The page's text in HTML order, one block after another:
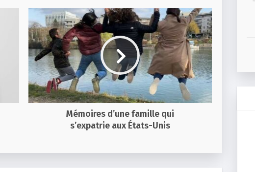
Mémoires d’une famille qui
s’expatrie aux États-Unis